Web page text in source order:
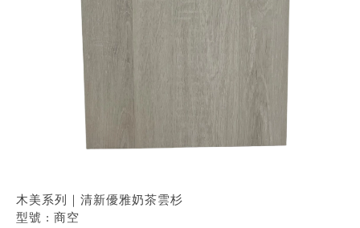
木美系列｜清新優雅奶茶雲杉
型號 : 商空